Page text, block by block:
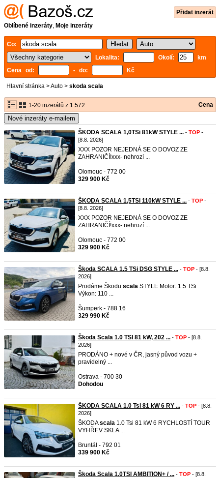
Přidat inzerát
Oblíbené inzeráty, Moje inzeráty
Co:
Lokalita:
Okolí:
km
Cena od:
- do: Kč
Hlavní stránka >Auto > skoda scala
1-20 inzerátů z 1 572 Cena
Nové inzeráty e-mailem
ŠKODA SCALA 1,0TSi 81kW STYLE ... - TOP -
[8.8. 2026]
XXX POZOR NEJEDNÁ SE O DOVOZ ZE
ZAHRANIČÍ!xxx- nehrozí ...
Olomouc - 772 00
329 900 Kč
ŠKODA SCALA 1,5TSi 110kW STYLE ... - TOP -
[8.8. 2026]
XXX POZOR NEJEDNÁ SE O DOVOZ ZE
ZAHRANIČÍ!xxx- nehrozí ...
Olomouc - 772 00
329 900 Kč
Škoda SCALA 1.5 TSi DSG STYLE ... - TOP - [8.8.
2026]
Prodáme Škodu scala STYLE Motor: 1.5 TSi
Výkon: 110 ...
Šumperk - 788 16
329 990 Kč
Škoda Scala 1.0 TSI 81 kW, 202 ... - TOP - [8.8.
2026]
PRODÁNO + nové v ČR, jasný původ vozu +
pravidelný ...
Ostrava - 700 30
Dohodou
ŠKODA SCALA 1.0 Tsi 81 kW 6 RY ... - TOP - [8.8.
2026]
ŠKODAscala 1.0 Tsi 81 kW 6 RYCHLOSTÍ TOUR
VYHŘEV SKLA ...
Bruntál - 792 01
339 900 Kč
Škoda Scala 1.0TSI AMBITION+ / ... - TOP - [8.8.